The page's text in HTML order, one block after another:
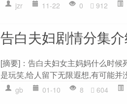
jzr 11-22 0 912
告白夫妇剧情分集
[摘要]：告白夫妇女主妈妈什么时
是玩笑,给人留下无限遐想,有可能并
gb 01-10 8 604